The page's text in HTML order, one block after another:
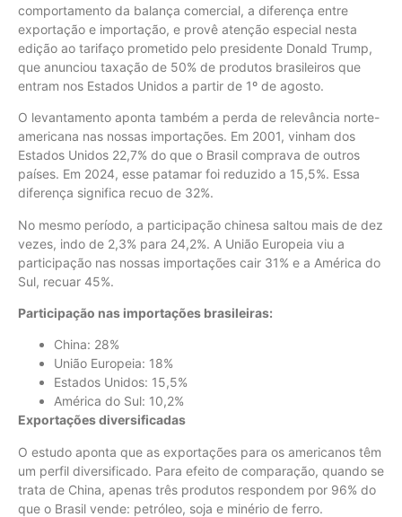
comportamento da balança comercial, a diferença entre
exportação e importação, e provê atenção especial nesta
edição ao tarifaço prometido pelo presidente Donald Trump,
que anunciou taxação de 50% de produtos brasileiros que
entram nos Estados Unidos a partir de 1º de agosto.
O levantamento aponta também a perda de relevância norte-
americana nas nossas importações. Em 2001, vinham dos
Estados Unidos 22,7% do que o Brasil comprava de outros
países. Em 2024, esse patamar foi reduzido a 15,5%. Essa
diferença significa recuo de 32%.
No mesmo período, a participação chinesa saltou mais de dez
vezes, indo de 2,3% para 24,2%. A União Europeia viu a
participação nas nossas importações cair 31% e a América do
Sul, recuar 45%.
Participação nas importações brasileiras:
China: 28%
União Europeia: 18%
Estados Unidos: 15,5%
América do Sul: 10,2%
Exportações diversificadas
O estudo aponta que as exportações para os americanos têm
um perfil diversificado. Para efeito de comparação, quando se
trata de China, apenas três produtos respondem por 96% do
que o Brasil vende: petróleo, soja e minério de ferro.